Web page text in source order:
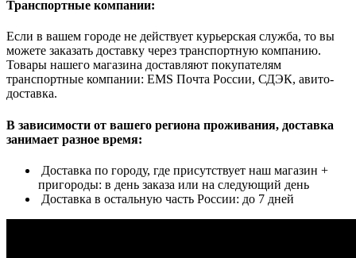
Транспортные компании:
Если в вашем городе не действует курьерская служба, то вы
можете заказать доставку через транспортную компанию.
Товары нашего магазина доставляют покупателям
транспортные компании: EMS Почта России, СДЭК, авито-
доставка.
В зависимости от вашего региона проживания, доставка
занимает разное время:
Доставка по городу, где присутствует наш магазин +
пригороды: в день заказа или на следующий день
Доставка в остальную часть России: до 7 дней